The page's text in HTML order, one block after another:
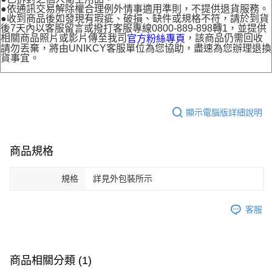
●依通訊交易解除權合理例外情事適用準則，不提供退貨服務。
●收到商品後如發現有瑕疵、破損、缺件或規格不符，請於到貨
後7天內以客服留言或撥打客服專線0800-889-898轉1，並提供
相關商品照片或影片傳至我司 官方粉絲專頁 ，該商品仍需回收
請勿丟棄，將由UNIKCY客服單位為您協助，盡速為您辦理退換
貨事宜。
顯示電腦版詳細說明
商品規格
規格 詳見外包裝所示
客服
商品相關分類 (1)